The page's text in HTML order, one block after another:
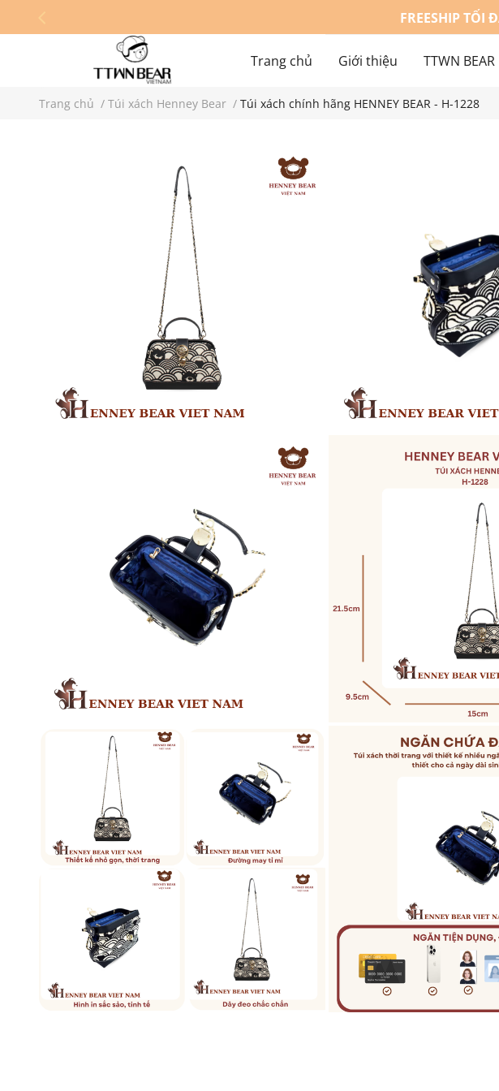
FREESHIP TỐI
Trang chủ Giới thiệu TTWN BEAR
Hệ thống cửa hàng
Trang chủ / Túi xách Henney Bear / Túi xách chính hãng HENNEY BEAR - H-1228